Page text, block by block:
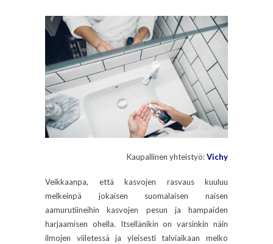
Kaupallinen yhteistyö:Vichy
Veikkaanpa, että kasvojen rasvaus kuuluu
melkeinpä jokaisen suomalaisen naisen
aamurutiineihin kasvojen pesun ja hampaiden
harjaamisen ohella. Itsellänikin on varsinkin näin
ilmojen viiletessä ja yleisesti talviaikaan melko